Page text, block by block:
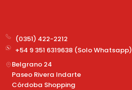
(0351) 422-2212
+54 9 351 6319638 (Solo Whatsapp)
Belgrano 24
Paseo Rivera Indarte
Córdoba Shopping